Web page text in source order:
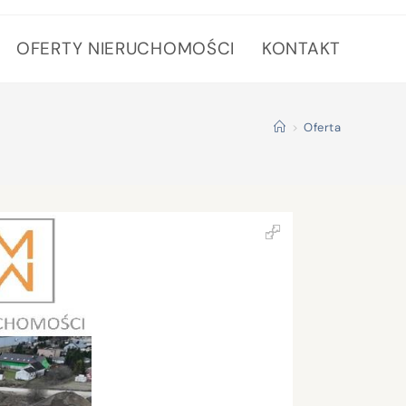
OFERTY NIERUCHOMOŚCI KONTAKT
> Oferta